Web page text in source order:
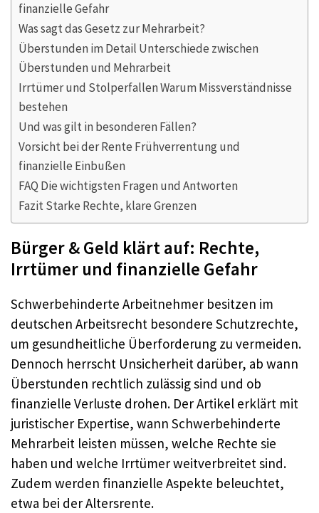
finanzielle Gefahr
Was sagt das Gesetz zur Mehrarbeit?
Überstunden im Detail Unterschiede zwischen
Überstunden und Mehrarbeit
Irrtümer und Stolperfallen Warum Missverständnisse
bestehen
Und was gilt in besonderen Fällen?
Vorsicht bei der Rente Frühverrentung und
finanzielle Einbußen
FAQ Die wichtigsten Fragen und Antworten
Fazit Starke Rechte, klare Grenzen
Bürger & Geld klärt auf: Rechte,
Irrtümer und finanzielle Gefahr
Schwerbehinderte Arbeitnehmer besitzen im
deutschen Arbeitsrecht besondere Schutzrechte,
um gesundheitliche Überforderung zu vermeiden.
Dennoch herrscht Unsicherheit darüber, ab wann
Überstunden rechtlich zulässig sind und ob
finanzielle Verluste drohen. Der Artikel erklärt mit
juristischer Expertise, wann Schwerbehinderte
Mehrarbeit leisten müssen, welche Rechte sie
haben und welche Irrtümer weitverbreitet sind.
Zudem werden finanzielle Aspekte beleuchtet,
etwa bei der Altersrente.